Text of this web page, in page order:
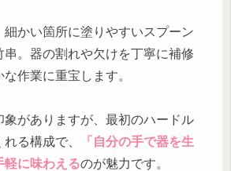
細かい箇所に塗りやすいスプーン
串。器の割れや欠けを丁寧に補修
作業に重宝します。
象がありますが、最初のハードル
る構成で、
「自分の手で器を生
軽に味わえるのが魅力です。